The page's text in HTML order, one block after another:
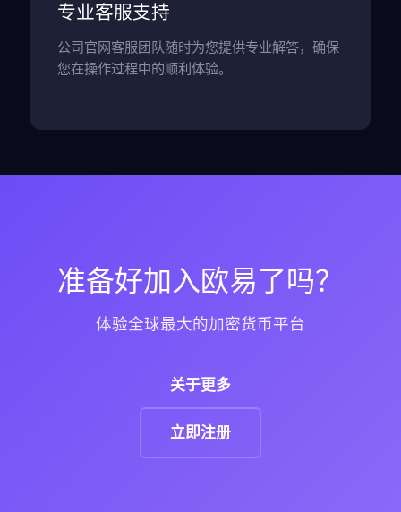
专业客服支持
公司官网客服团队随时为您提供专业解答，确保
您在操作过程中的顺利体验。
准备好加入欧易了吗？
体验全球最大的加密货币平台
关于更多
立即注册